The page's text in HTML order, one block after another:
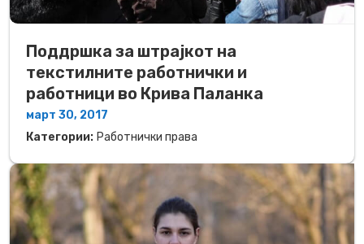
Поддршка за штрајкот на
текстилните работнички и
работници во Крива Паланка
март 30, 2017
Категории: Работнички права